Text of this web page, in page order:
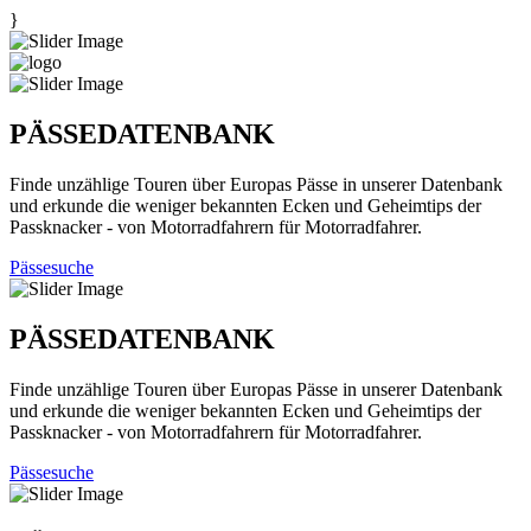
}
PÄSSEDATENBANK
Finde unzählige Touren über Europas Pässe in unserer Datenbank
und erkunde die weniger bekannten Ecken und Geheimtips der
Passknacker - von Motorradfahrern für Motorradfahrer.
Pässesuche
PÄSSEDATENBANK
Finde unzählige Touren über Europas Pässe in unserer Datenbank
und erkunde die weniger bekannten Ecken und Geheimtips der
Passknacker - von Motorradfahrern für Motorradfahrer.
Pässesuche